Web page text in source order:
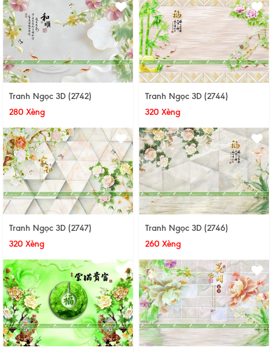
Tranh Ngọc 3D (2742)
280 Xèng
Tranh Ngọc 3D (2744)
320 Xèng
Tranh Ngọc 3D (2747)
320 Xèng
Tranh Ngọc 3D (2746)
260 Xèng